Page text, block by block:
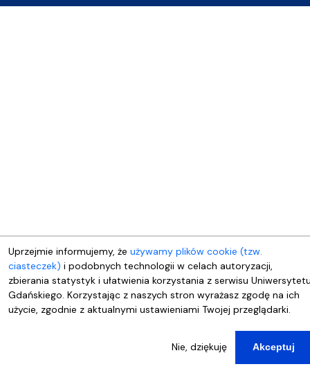
Uprzejmie informujemy, że używamy plików cookie (tzw.
ciasteczek) i podobnych technologii w celach autoryzacji,
zbierania statystyk i ułatwienia korzystania z serwisu
Gdańskiego. Korzystając z naszych stron wyrażasz zgodę na ich
użycie, zgodnie z aktualnymi ustawieniami Twojej przeglądarki.
Nie, dziękuję Akceptuj